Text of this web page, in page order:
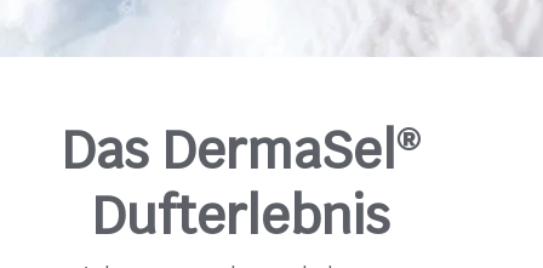
Das DermaSel ®
Dufterlebnis